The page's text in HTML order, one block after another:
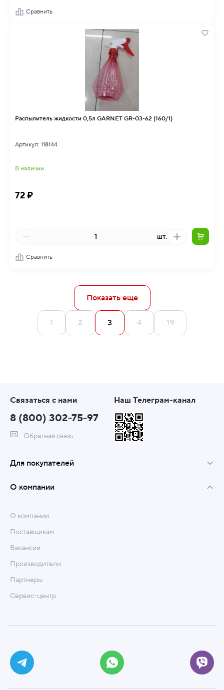
Сравнить
Распылитель жидкости 0,5л GARNET GR-03-62 (160/1)
Артикул: 118144
В наличии
72 ₽
шт.
Сравнить
Показать еще
1 2 3 4 19
Связаться с нами
8 (800) 302-75-97
Обратная связь
Наш Телеграм-канал
Для покупателей
О компании
О компании
Поставщикам
Вакансии
Производители
Партнеры
Сервис-центр